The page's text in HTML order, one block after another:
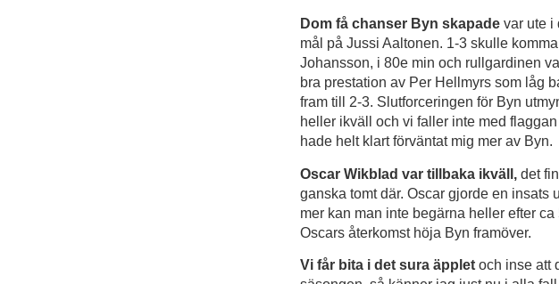
Dom få chanser Byn skapade var ute i
mål på Jussi Aaltonen. 1-3 skulle
Johansson, i 80e min och rullgardinen
bra prestation av Per Hellmyrs som låg
fram till 2-3. Slutforceringen för Byn
heller ikväll och vi faller inte med
hade helt klart förväntat mig mer av Byn.
Oscar Wikblad var tillbaka ikväll, det
ganska tomt där. Oscar gjorde en insats
mer kan man inte begärna heller efter
Oscars återkomst höja Byn framöver.
Vi får bita i det sura äpplet och inse att